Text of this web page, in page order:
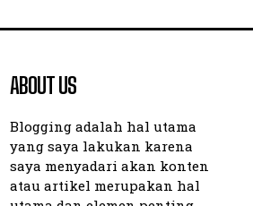
ABOUT US
Blogging adalah hal utama
yang saya lakukan karena
saya menyadari akan konten
atau artikel merupakan hal